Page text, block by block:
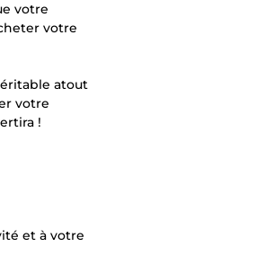
votre
votre
atout
votre
!
et à votre